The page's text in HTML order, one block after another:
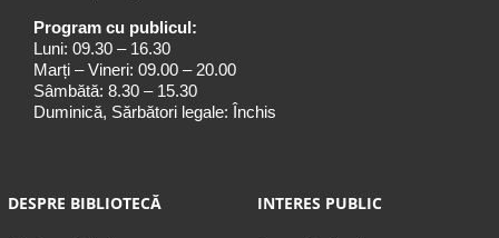
Program cu publicul:
Luni: 09.30 – 16.30
Marți – Vineri: 09.00 – 20.00
Sâmbătă: 8.30 – 15.30
Duminică, Sărbători legale: Închis
DESPRE BIBLIOTECĂ INTERES PUBLIC